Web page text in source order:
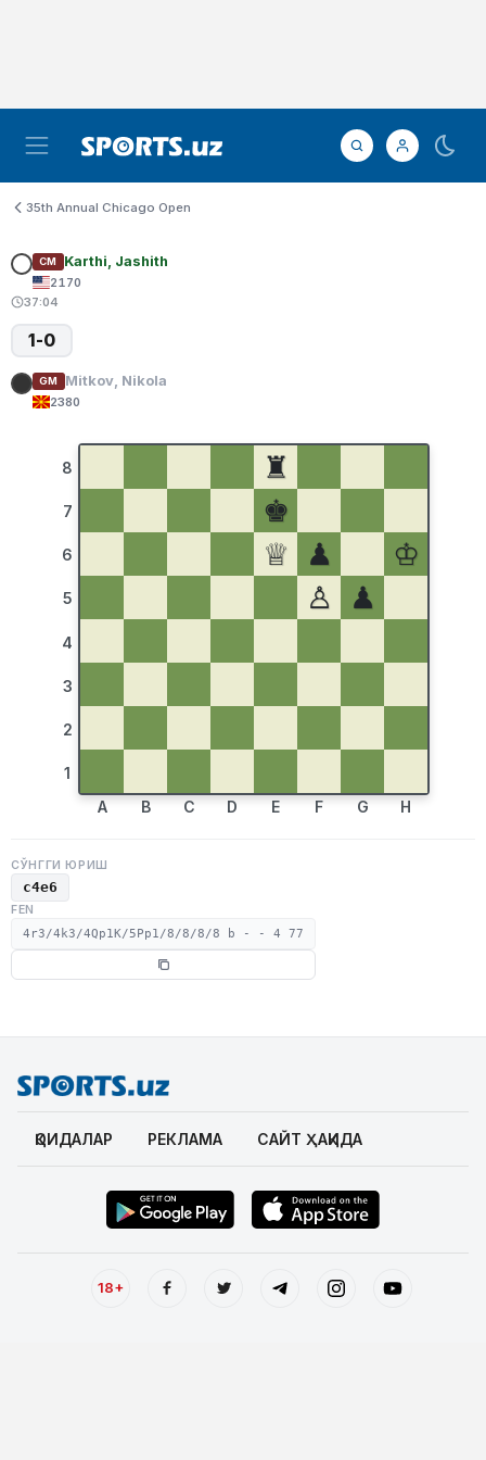
35th Annual Chicago Open
CM Karthi, Jashith
2170
37:04
1-0
GM Mitkov, Nikola
2380
8
7
6
5
4
3
2
1
♜
♚
♕
♟
♔
♙
♟
A B C D E F G H
СЎНГГИ ЮРИШ
c4e6
FEN
4r3/4k3/4Qp1K/5Pp1/8/8/8/8 b - - 4 77
ҚОИДАЛАР РЕКЛАМА САЙТ ҲАҚИДА
18+